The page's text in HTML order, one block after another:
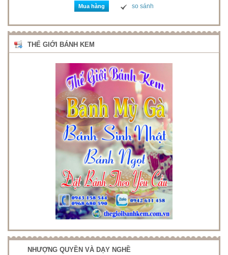
Mua hàng so sánh
THẾ GIỚI BÁNH KEM
NHƯỢNG QUYỀN VÀ DẠY NGHỀ